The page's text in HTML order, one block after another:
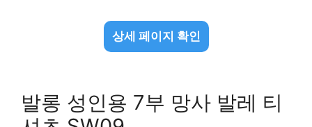
상세 페이지 확인
발롱 성인용 7부 망사 발레 티